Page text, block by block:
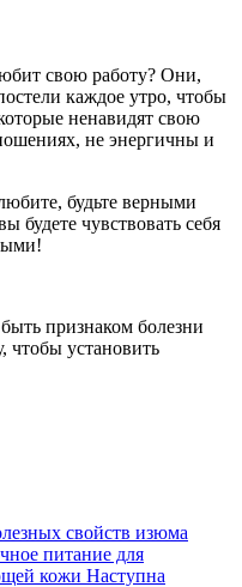
свою работу? Они,
каждое утро, чтобы
ненавидят свою
не энергичны и
будьте верными
будете чувствовать себя
признаком болезни
чтобы установить
свойств изюма
питание для
кожи Наступна